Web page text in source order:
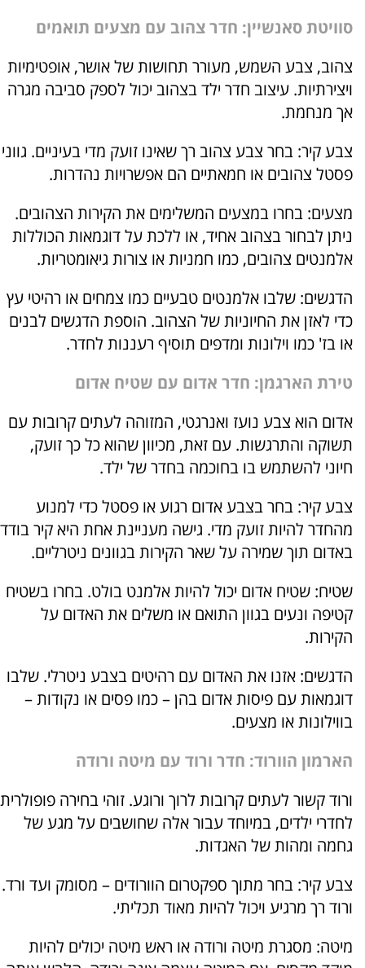
סוויטת סאנשיין: חדר צהוב עם מצעים תואמים
צהוב, צבע השמש, מעורר תחושות של אושר, אופטימיות
ויצירתיות. עיצוב חדר ילד בצהוב יכול לספק סביבה מגרה
אך מנחמת.
צבע קיר: בחר צבע צהוב רך שאינו זועק מדי בעיניים. גווני
פסטל צהובים או חמאתיים הם אפשרויות נהדרות.
מצעים: בחרו במצעים המשלימים את הקירות הצהובים.
ניתן לבחור בצהוב אחיד, או ללכת על דוגמאות הכוללות
אלמנטים צהובים, כמו חמניות או צורות גיאומטריות.
הדגשים: שלבו אלמנטים טבעיים כמו צמחים או רהיטי עץ
כדי לאזן את החיוניות של הצהוב. הוספת הדגשים לבנים
או בז' כמו וילונות ומדפים תוסיף רעננות לחדר.
טירת הארגמן: חדר אדום עם שטיח אדום
אדום הוא צבע נועז ואנרגטי, המזוהה לעתים קרובות עם
תשוקה והתרגשות. עם זאת, מכיוון שהוא כל כך זועק,
חיוני להשתמש בו בחוכמה בחדר של ילד.
צבע קיר: בחר בצבע אדום רגוע או פסטל כדי למנוע
מהחדר להיות זועק מדי. גישה מעניינת אחת היא קיר בודד
באדום תוך שמירה על שאר הקירות בגוונים ניטרליים.
שטיח: שטיח אדום יכול להיות אלמנט בולט. בחרו בשטיח
קטיפה ונעים בגוון התואם או משלים את האדום על
הקירות.
הדגשים: אזנו את האדום עם רהיטים בצבע ניטרלי. שלבו
דוגמאות עם פיסות אדום בהן – כמו פסים או נקודות –
בווילונות או מצעים.
הארמון הוורוד: חדר ורוד עם מיטה ורודה
ורוד קשור לעתים קרובות לרוך ורוגע. זוהי בחירה פופולרית
לחדרי ילדים, במיוחד עבור אלה שחושבים על מגע של
גחמה ומהות של האגדות.
צבע קיר: בחר מתוך ספקטרום הוורודים – מסומק ועד ורד.
ורוד רך מרגיע ויכול להיות מאוד תכליתי.
מיטה: מסגרת מיטה ורודה או ראש מיטה יכולים להיות